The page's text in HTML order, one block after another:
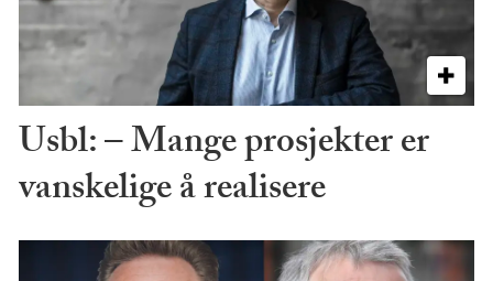
Usbl: – Mange prosjekter er
vanskelige å realisere